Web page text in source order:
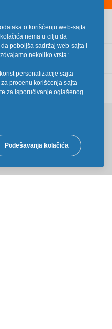
o korišćenju web-sajta.
nema u cilju da
poboljša sadržaj web-sajta i
nekoliko vrsta:
personalizacije sajta
procenu korišćenja sajta
za isporučivanje oglašenog
Podešavanja kolačića